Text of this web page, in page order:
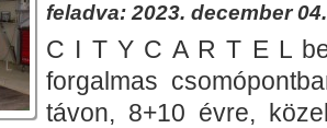
feladva: 2023. december 04.
C I T Y C A R T E L
forgalmas
távon, 8+10 évre,